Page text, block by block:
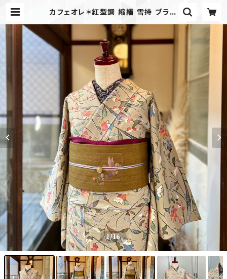
カフェオレ＊紅型調 縮緬 雪持 ブラウ
mono tento
1/16